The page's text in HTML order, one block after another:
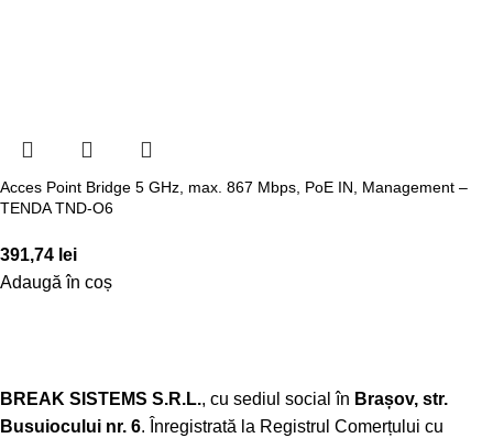
Acces Point Bridge 5 GHz, max. 867 Mbps, PoE IN, Management –
TENDA TND-O6
391,74 lei
Adaugă în coș
BREAK SISTEMS S.R.L., cu sediul social în Brașov, str.
Busuiocului nr. 6. Înregistrată la Registrul Comerțului cu